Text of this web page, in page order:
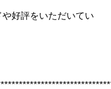
好評をいただいてい